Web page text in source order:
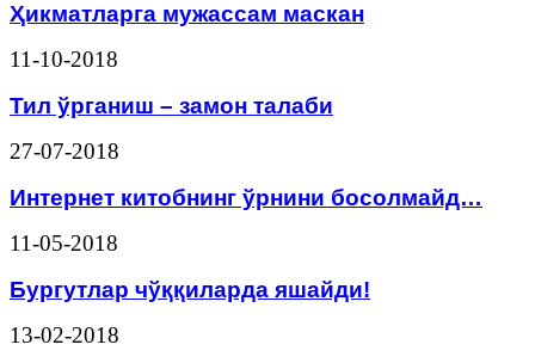
Ҳикматларга мужассам маскан
11-10-2018
Тил ўрганиш – замон талаби
27-07-2018
Интернет китобнинг ўрнини босолмайд…
11-05-2018
Бургутлар чўққиларда яшайди!
13-02-2018